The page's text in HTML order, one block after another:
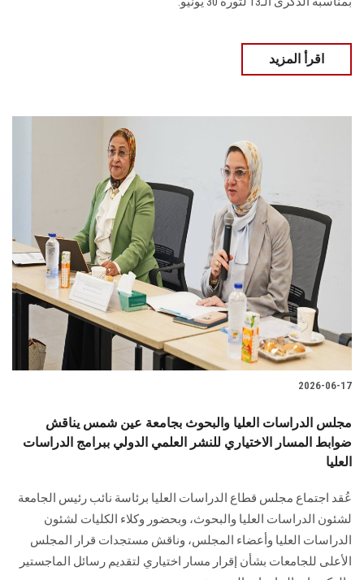
اقرأ المزيد
2026-06-17
مجلس الدراسات العليا والبحوث بجامعة عين شمس يناقش
ضوابط المسار الاختياري للنشر العلمي الدولي ببرامج الدراسات
العليا
عُقد اجتماع مجلس قطاع الدراسات العليا برئاسة نائب رئيس الجامعة
لشئون الدراسات العليا والبحوث، وبحضور وكلاء الكليات لشئون
الدراسات العليا وأعضاء المجلس، وناقش مستجدات قرار المجلس
الأعلى للجامعات بشأن إقرار مسار اختياري لتقديم رسائل الماجستير